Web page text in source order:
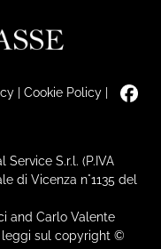
| Cookie Policy|
S.r.l. (P.IVA
di Vicenza n°1135 del
and Carlo Valente
sul copyright ©